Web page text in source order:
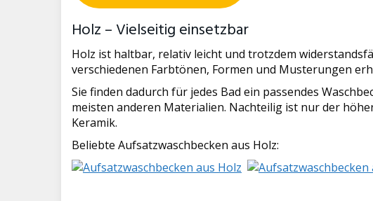
Holz – Vielseitig einsetzbar
Holz ist haltbar, relativ leicht und trotzdem
verschiedenen Farbtönen, Formen und Musterungen
Sie finden dadurch für jedes Bad ein passendes
meisten anderen Materialien. Nachteilig ist nur der
Keramik.
Beliebte Aufsatzwaschbecken aus Holz: